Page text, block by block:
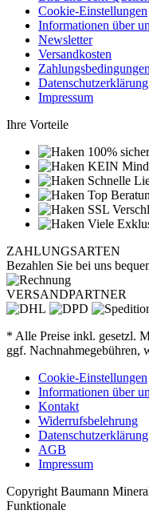
Cookie-Einstellungen
Informationen über
Newsletter
Versandkosten
Zahlungsbedingungen
Datenschutzerklärung
Impressum
Ihre Vorteile
100%
KEIN
Schnelle
Top
SSL
Viele
ZAHLUNGSARTEN
Bezahlen Sie bei uns
VERSANDPARTNER
* Alle Preise inkl. gesetzl.
ggf. Nachnahmegebühren,
Cookie-Einstellungen
Informationen über
Kontakt
Widerrufsbelehrung
Datenschutzerklärung
AGB
Impressum
Copyright Baumann
Funktionale